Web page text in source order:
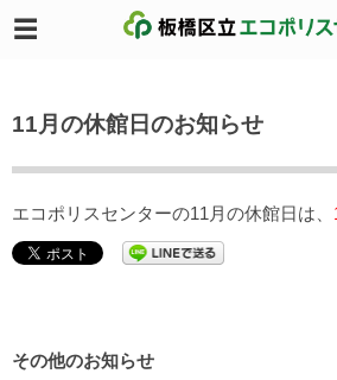
11月の休館日のお知らせ
エコポリスセンターの11月の休館日は、
その他のお知らせ